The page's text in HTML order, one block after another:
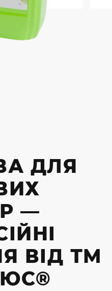
ДОКЛАДНІШЕ
В
ДЛЯ
—
ВІД ТМ